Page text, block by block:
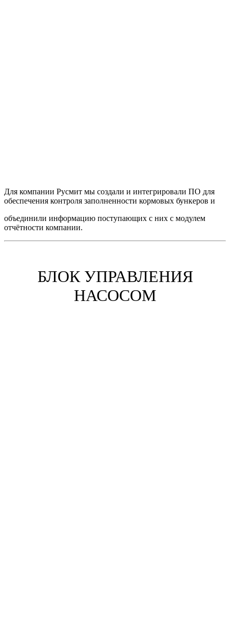
Для компании Русмит мы создали и интегрировали ПО для
обеспечения контроля заполненности кормовых бункеров и
объединили информацию поступающих с них с модулем
отчётности компании.
БЛОК УПРАВЛЕНИЯ
НАСОСОМ